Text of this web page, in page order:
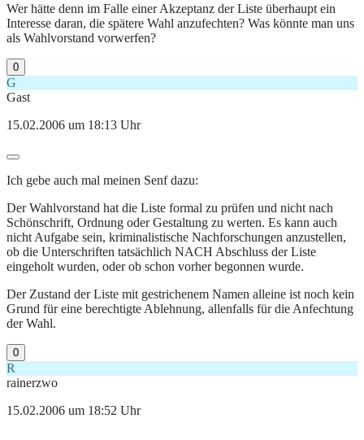
Wer hätte denn im Falle einer Akzeptanz der Liste überhaupt ein
Interesse daran, die spätere Wahl anzufechten? Was könnte man uns
als Wahlvorstand vorwerfen?
0
G
Gast
15.02.2006 um 18:13 Uhr
Ich gebe auch mal meinen Senf dazu:
Der Wahlvorstand hat die Liste formal zu prüfen und nicht nach
Schönschrift, Ordnung oder Gestaltung zu werten. Es kann auch
nicht Aufgabe sein, kriminalistische Nachforschungen anzustellen,
ob die Unterschriften tatsächlich NACH Abschluss der Liste
eingeholt wurden, oder ob schon vorher begonnen wurde.
Der Zustand der Liste mit gestrichenem Namen alleine ist noch kein
Grund für eine berechtigte Ablehnung, allenfalls für die Anfechtung
der Wahl.
0
R
rainerzwo
15.02.2006 um 18:52 Uhr